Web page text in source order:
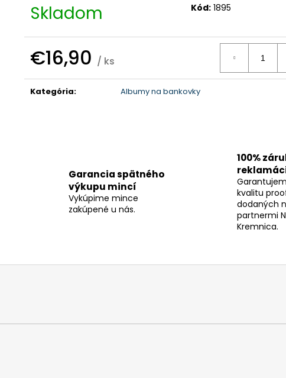
Skladom Kód: 1895
€16,90 / ks
cena:
Kategória: Albumy na bankovky
Garancia spätného
výkupu mincí
Vykúpime mince
zakúpené u nás.
100%
kvalitu
dodaných
partnermi
Kremnica.